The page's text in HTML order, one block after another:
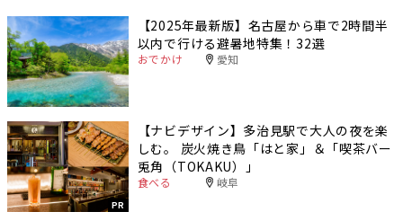
【2025年最新版】名古屋から車で2時間半
以内で行ける避暑地特集！32選
おでかけ 愛知
PR
【ナビデザイン】多治見駅で大人の夜を楽
しむ。 炭火焼き鳥「はと家」＆「喫茶バー
兎角（TOKAKU）」
食べる 岐阜